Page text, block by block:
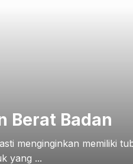
Berat Badan
menginginkan memiliki
yang ...